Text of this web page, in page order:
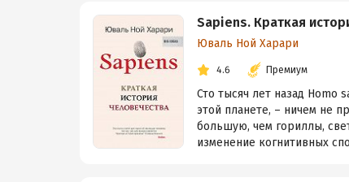
Sapiens. Краткая
Юваль Ной Харари
4.6 Премиум
Сто тысяч лет назад
этой планете, – ничем не
большую, чем гориллы,
изменение когнитивных